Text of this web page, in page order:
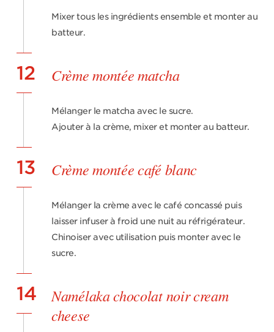
Mixer tous les ingrédients ensemble et monter au
batteur.
12 Crème montée matcha
Mélanger le matcha avec le sucre.
Ajouter à la crème, mixer et monter au batteur.
13 Crème montée café blanc
Mélanger la crème avec le café concassé puis
laisser infuser à froid une nuit au réfrigérateur.
Chinoiser avec utilisation puis monter avec le
sucre.
14
Namélaka chocolat noir cream
cheese